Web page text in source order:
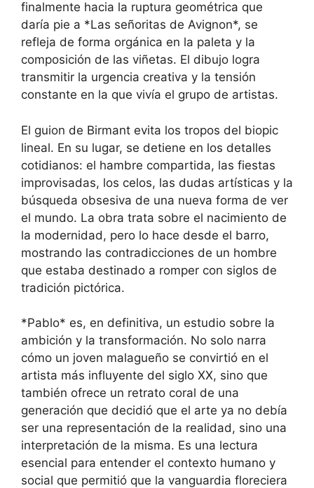
finalmente hacia la ruptura geométrica que
daría pie a *Las señoritas de Avignon*, se
refleja de forma orgánica en la paleta y la
composición de las viñetas. El dibujo logra
transmitir la urgencia creativa y la tensión
constante en la que vivía el grupo de artistas.
El guion de Birmant evita los tropos del biopic
lineal. En su lugar, se detiene en los detalles
cotidianos: el hambre compartida, las fiestas
improvisadas, los celos, las dudas artísticas y la
búsqueda obsesiva de una nueva forma de ver
el mundo. La obra trata sobre el nacimiento de
la modernidad, pero lo hace desde el barro,
mostrando las contradicciones de un hombre
que estaba destinado a romper con siglos de
tradición pictórica.
*Pablo* es, en definitiva, un estudio sobre la
ambición y la transformación. No solo narra
cómo un joven malagueño se convirtió en el
artista más influyente del siglo XX, sino que
también ofrece un retrato coral de una
generación que decidió que el arte ya no debía
ser una representación de la realidad, sino una
interpretación de la misma. Es una lectura
esencial para entender el contexto humano y
social que permitió que la vanguardia floreciera